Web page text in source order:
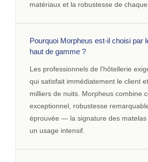
matériaux et la robustesse de
Pourquoi Morpheus est-il choisi par
haut de gamme ?
Les professionnels de l'hôtellerie
qui satisfait immédiatement le client
milliers de nuits. Morpheus combine
exceptionnel, robustesse
éprouvée — la signature des matelas
un usage intensif.